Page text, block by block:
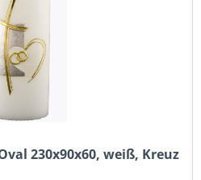
230x90x60, weiß, Kreuz